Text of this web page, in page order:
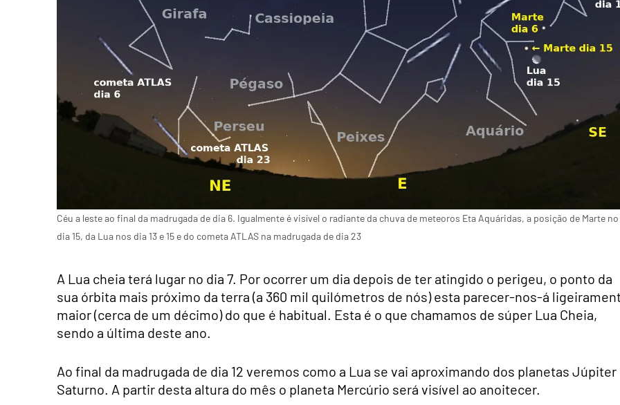
Céu a leste ao final da madrugada de dia 6. Igualmente é visível o radiante da chuva de meteoros Eta Aquáridas, a posição de Marte no
dia 15, da Lua nos dia 13 e 15 e do cometa ATLAS na madrugada de dia 23
A Lua cheia terá lugar no dia 7. Por ocorrer um dia depois de ter atingido o perigeu, o ponto da
sua órbita mais próximo da terra (a 360 mil quilómetros de nós) esta parecer-nos-á
maior (cerca de um décimo) do que é habitual. Esta é o que chamamos de súper Lua Cheia,
sendo a última deste ano.
Ao final da madrugada de dia 12 veremos como a Lua se vai aproximando dos planetas Júpiter
Saturno. A partir desta altura do mês o planeta Mercúrio será visível ao anoitecer.